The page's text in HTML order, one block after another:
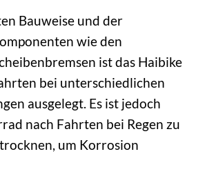
Bauweise und der
wie den
ist das Haibike
bei unterschiedlichen
ausgelegt. Es ist jedoch
nach Fahrten bei Regen zu
um Korrosion